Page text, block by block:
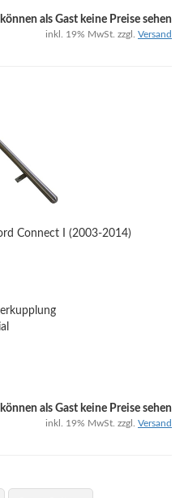
als Gast keine Preise sehen
inkl. 19% MwSt. zzgl. Versand
Connect I (2003-2014)
als Gast keine Preise sehen
inkl. 19% MwSt. zzgl. Versand